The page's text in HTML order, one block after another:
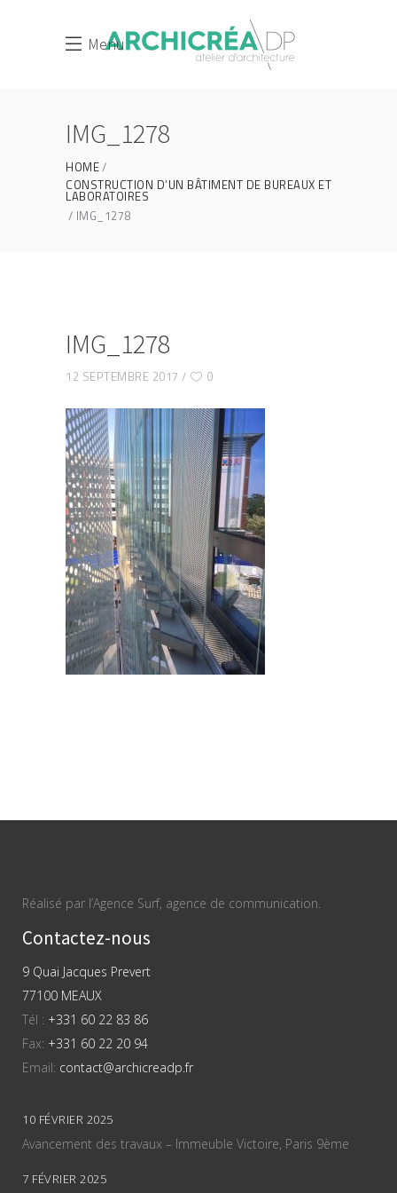
Menu
IMG_1278
HOME
CONSTRUCTION D’UN BÂTIMENT DE BUREAUX ET
LABORATOIRES
IMG_1278
IMG_1278
12 SEPTEMBRE 2017 0
Réalisé par l’Agence Surf, agence de communication.
Contactez-nous
9 Quai Jacques Prevert
77100 MEAUX
Tél : +331 60 22 83 86
Fax: +331 60 22 20 94
Email: contact@archicreadp.fr
10 FÉVRIER 2025
Avancement des travaux – Immeuble Victoire, Paris 9ème
7 FÉVRIER 2025